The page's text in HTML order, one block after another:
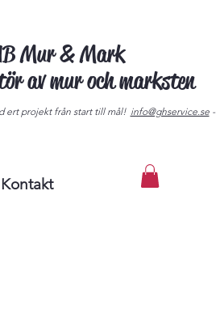
Mur & Mark
av mur och marksten
ert projekt från start till mål! info@ghservice.se-
Kontakt